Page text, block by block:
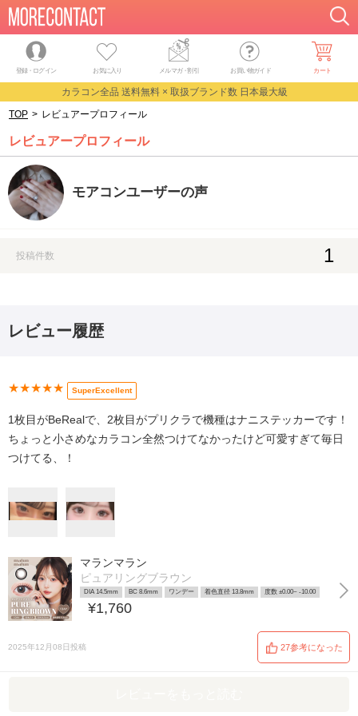
登録・ログイン お気に入り メルマガ・割引 お買い物ガイド カート
カラコン全品 送料無料 × 取扱ブランド数 日本最大級
TOP > レビュアープロフィール
レビュアープロフィール
モアコンユーザーの声
投稿件数 1
レビュー履歴
★★★★★ SuperExcellent
1枚目がBeRealで、2枚目がプリクラで機種はナニステッカーです！
ちょっと小さめなカラコン全然つけてなかったけど可愛すぎて毎日
つけてる、！
マランマラン
ピュアリングブラウン
DIA 14.5mm BC 8.6mm ワンデー 着色直径 13.8mm 度数 ±0.00~ -10.00
¥1,760
2025年12月08日投稿 27参考になった